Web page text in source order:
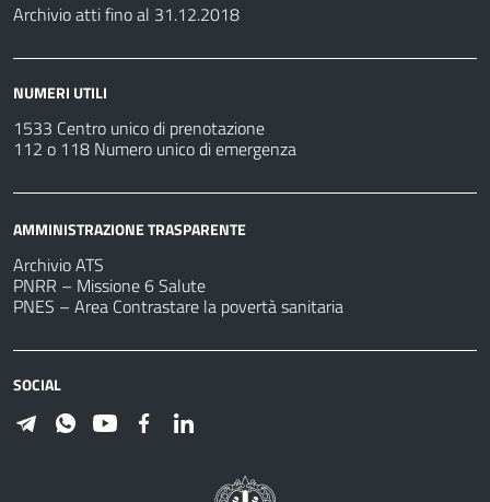
Archivio atti fino al 31.12.2018
NUMERI UTILI
1533 Centro unico di prenotazione
112 o 118 Numero unico di emergenza
AMMINISTRAZIONE TRASPARENTE
Archivio ATS
PNRR – Missione 6 Salute
PNES – Area Contrastare la povertà sanitaria
SOCIAL